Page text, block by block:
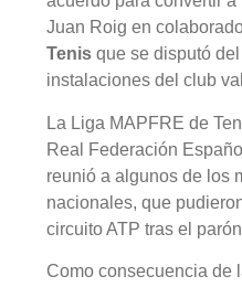
Juan Roig en
Tenis que se disputó
instalaciones del club
La Liga MAPFRE de
Real Federación
reunió a algunos de los
nacionales, que
circuito ATP tras el
Como consecuencia de